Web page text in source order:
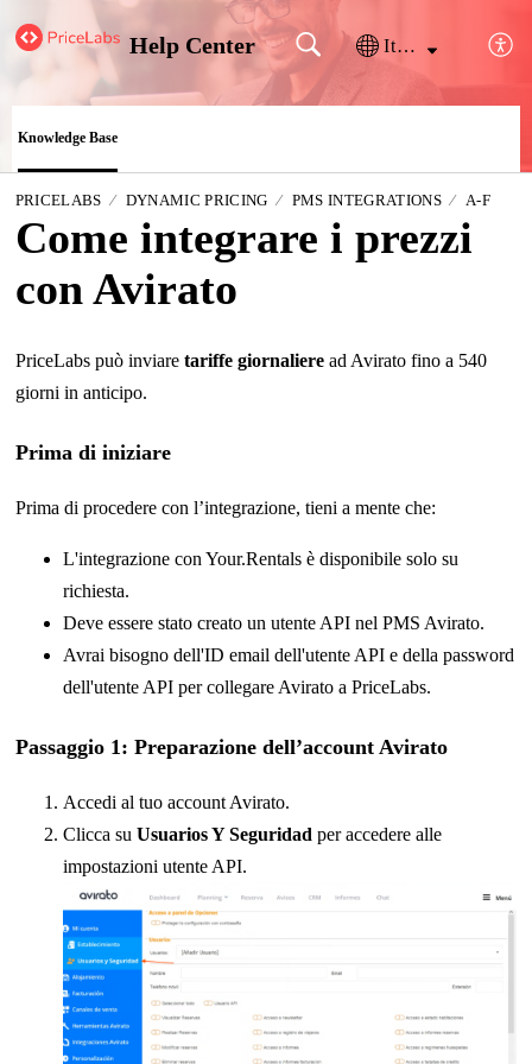
Help Center Italiano
Knowledge Base
PRICELABS DYNAMIC PRICING PMS INTEGRATIONS A-F
Come integrare i prezzi
con Avirato
PriceLabs può inviare tariffe giornalieread Avirato fino a 540
giorni in anticipo.
Prima di iniziare
Prima di procedere con l’integrazione, tieni a mente che:
L'integrazione con Your.Rentals è disponibile solo su
richiesta.
Deve essere stato creato un utente API nel PMS Avirato.
Avrai bisogno dell'ID email dell'utente API e della password
dell'utente API per collegare Avirato a PriceLabs.
Passaggio 1: Preparazione dell’account Avirato
Accedi al tuo account Avirato.
Clicca su Usuarios Y Seguridad per accedere alle
impostazioni utente API.